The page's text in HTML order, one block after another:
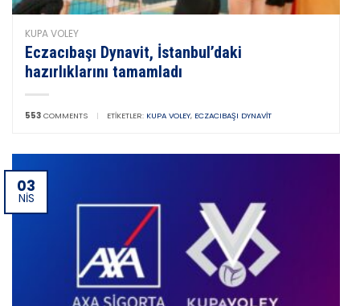
KUPA VOLEY
Eczacıbaşı Dynavit, İstanbul’daki
hazırlıklarını tamamladı
553 COMMENTS | ETIKETLER: KUPA VOLEY, ECZACIBAŞI DYNAVIT
03
NIS